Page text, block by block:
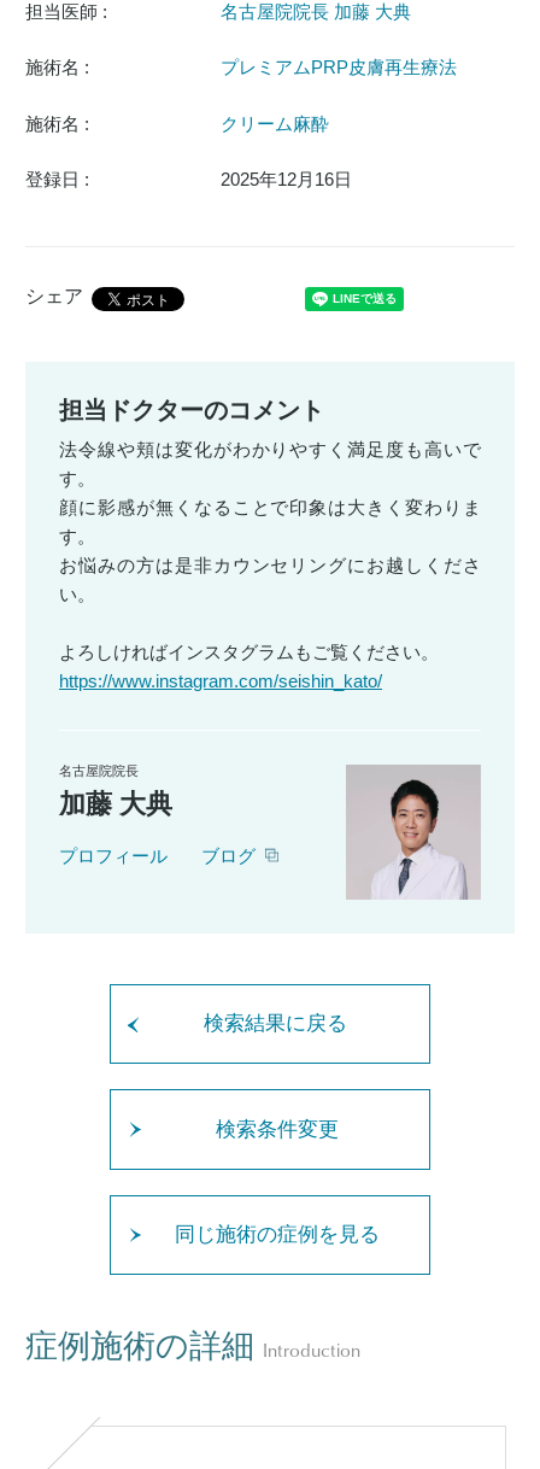
担当医師 : 名古屋院院長 加藤 大典
施術名 : プレミアムPRP皮膚再生療法
施術名 : クリーム麻酔
登録日 : 2025年12月16日
シェア
担当ドクターのコメント
法令線や頬は変化がわかりやすく満足度も高いで
す。
顔に影感が無くなることで印象は大きく変わりま
す。
お悩みの方は是非カウンセリングにお越しくださ
い。
よろしければインスタグラムもご覧ください。
https://www.instagram.com/seishin_kato/
名古屋院院長
加藤 大典
プロフィール ブログ
検索結果に戻る
検索条件変更
同じ施術の症例を見る
症例施術の詳細 Introduction